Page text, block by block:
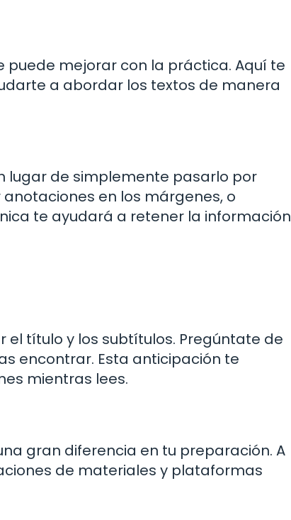
puede mejorar con la práctica. Aquí te
a abordar los textos de manera
lugar de simplemente pasarlo por
en los márgenes, o
te ayudará a retener la información
el título y los subtítulos. Pregúntate de
encontrar. Esta anticipación te
mientras lees.
gran diferencia en tu preparación. A
de materiales y plataformas